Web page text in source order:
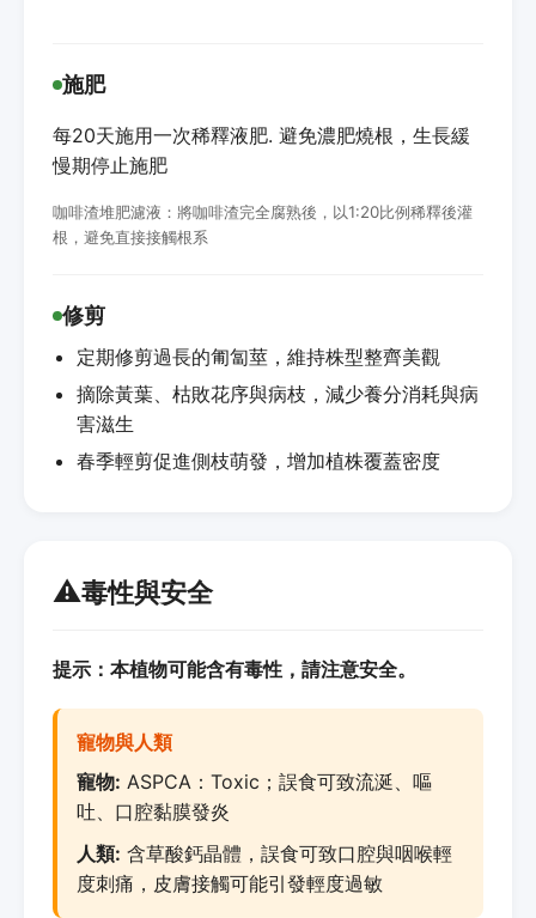
施肥
每20天施用一次稀釋液肥. 避免濃肥燒根，生長緩
慢期停止施肥
咖啡渣堆肥濾液：將咖啡渣完全腐熟後，以1:20比例稀釋後灌
根，避免直接接觸根系
修剪
定期修剪過長的匍匐莖，維持株型整齊美觀
摘除黃葉、枯敗花序與病枝，減少養分消耗與病
害滋生
春季輕剪促進側枝萌發，增加植株覆蓋密度
⚠️毒性與安全
提示：本植物可能含有毒性，請注意安全。
寵物與人類
寵物: ASPCA：Toxic；誤食可致流涎、嘔
吐、口腔黏膜發炎
人類: 含草酸鈣晶體，誤食可致口腔與咽喉輕
度刺痛，皮膚接觸可能引發輕度過敏